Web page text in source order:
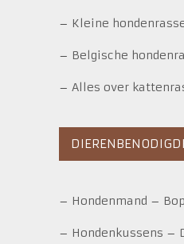
– Kleine
– Belgische
– Alles over
– Hondenmand –
– Hondenkussens –